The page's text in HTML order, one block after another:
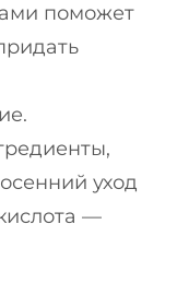
поможет
уход
—